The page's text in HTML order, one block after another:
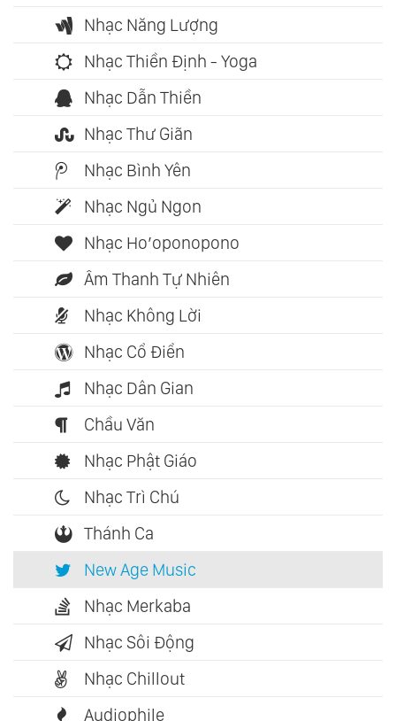
Nhạc Năng Lượng
Nhạc Thiền Định - Yoga
Nhạc Dẫn Thiền
Nhạc Thư Giãn
Nhạc Bình Yên
Nhạc Ngủ Ngon
Nhạc Ho’oponopono
Âm Thanh Tự Nhiên
Nhạc Không Lời
Nhạc Cổ Điển
Nhạc Dân Gian
Chầu Văn
Nhạc Phật Giáo
Nhạc Trì Chú
Thánh Ca
New Age Music
Nhạc Merkaba
Nhạc Sôi Động
Nhạc Chillout
Audiophile